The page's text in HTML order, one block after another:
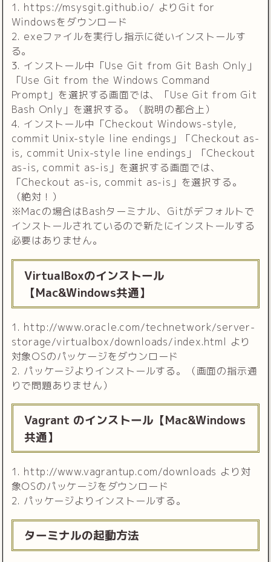
1. https://msysgit.github.io/ よりGit for
Windowsをダウンロード
2. exeファイルを実行し指示に従いインストールす
る。
3. インストール中「Use Git from Git Bash Only」
「Use Git from the Windows Command
Prompt」を選択する画面では、「Use Git from Git
Bash Only」を選択する。（説明の都合上）
4. インストール中「Checkout Windows-style,
commit Unix-style line endings」「Checkout as-
is, commit Unix-style line endings」「Checkout
as-is, commit as-is」を選択する画面では、
「Checkout as-is, commit as-is」を選択する。
（絶対！）
※Macの場合はBashターミナル、Gitがデフォルトで
インストールされているので新たにインストールする
必要はありません。
VirtualBoxのインストール
【Mac&Windows共通】
1. http://www.oracle.com/technetwork/server-
storage/virtualbox/downloads/index.html より
対象OSのパッケージをダウンロード
2. パッケージよりインストールする。（画面の指示通
りで問題ありません）
Vagrant のインストール【Mac&Windows
共通】
1. http://www.vagrantup.com/downloads より対
象OSのパッケージをダウンロード
2. パッケージよりインストールする。
ターミナルの起動方法